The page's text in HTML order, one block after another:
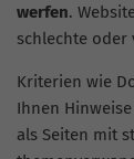
werfen.
schlechte oder
Kriterien wie
Ihnen
als Seiten mit